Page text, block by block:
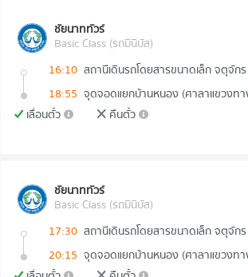
ชัยนาททัวร์
Basic Class (รถมินิบัส)
16:10
18:55 จุดจอดแยกบ้านหนอง (ศาลาแขวงท
เลื่อนตั๋ว
คืนตั๋ว
ชัยนาททัวร์
Basic Class (รถมินิบัส)
17:30
20:15 จุดจอดแยกบ้านหนอง (ศาลาแขวงท